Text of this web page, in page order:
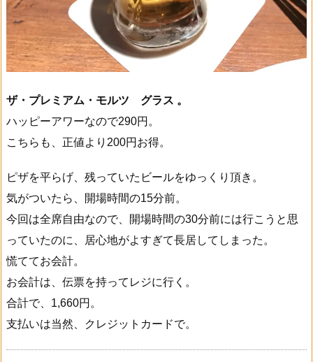
ザ・プレミアム・モルツ グラス 。
ハッピーアワーなので290円。
こちらも、正値より200円お得。
ピザを平らげ、残っていたビールをゆっくり頂き。
気がついたら、開場時間の15分前。
今回は全席自由なので、開場時間の30分前には行こうと思
っていたのに、居心地がよすぎて長居してしまった。
慌ててお会計。
お会計は、伝票を持ってレジに行く。
合計で、1,660円。
支払いは当然、クレジットカードで。